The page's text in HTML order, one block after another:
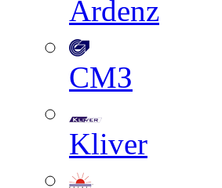
Ardenz
СМЗ
Kliver